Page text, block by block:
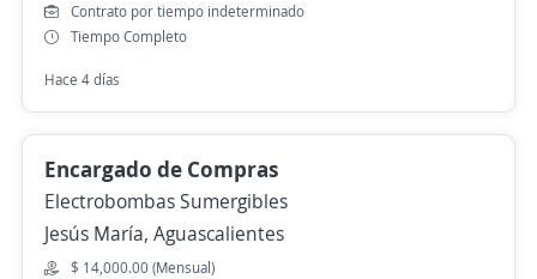
Contrato por tiempo indeterminado
Tiempo Completo
Hace 4 días
Encargado de Compras
Electrobombas Sumergibles
Jesús María, Aguascalientes
$ 14,000.00 (Mensual)